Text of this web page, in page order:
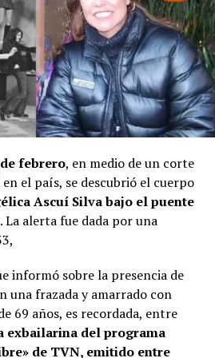
tienen iniciativas
financiamiento, como la
Deportivo Bernardo O’Higgins
Club Deportivo Aucar, obras
desarrollo comunitario.
Javier Ugarte, expresó una
que en su comuna tienen
en PMU como en PMB, pero
recibido respuesta clara sobre
“Preocupa esta situación,
vienen trabajándose desde
están en riesgo por la falta de
de Vélez, la alcaldesa Javiera
la Subdere ha apoyado
proyectos y que confía en
nuevos recursos, aunque
febrero, en medio de un corte
el país, se descubrió el cuerpo
Ascuí Silvabajo el puente
. La alerta fue dada por una
informó sobre la presencia de
una frazada y amarrado con
69 años, es recordada, entre
exbailarina del programa
de TVN, emitido entre